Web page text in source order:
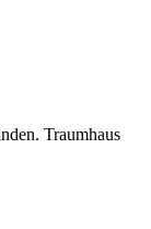
Traumhaus